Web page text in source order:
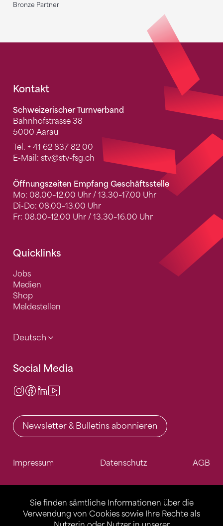
Sie finden sämtliche Informationen über die
Verwendung von Cookies sowie Ihre Rechte als
Bronze Partner
Fusszeile
Kontakt
Schweizerischer Turnverband
Bahnhofstrasse 38
5000 Aarau
Tel. + 41 62 837 82 00
E-Mail: stv@stv-fsg.ch
Öffnungszeiten Empfang Geschäftsstelle
Mo: 08.00–12.00 Uhr / 13.30–17.00 Uhr
Di-Do: 08.00–13.00 Uhr
Fr: 08.00–12.00 Uhr / 13.30–16.00 Uhr
Quicklinks
Jobs
Medien
Shop
Meldestellen
Deutsch
Social Media
Instagram
Facebook
LinkedIn
Newsletter & Bulletins abonnieren
Impressum Datenschutz AGB